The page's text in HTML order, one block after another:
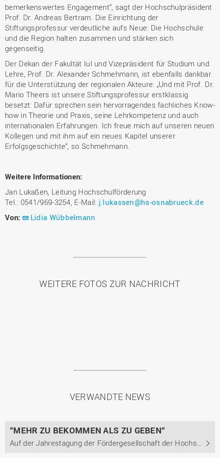
bemerkenswertes Engagement“, sagt der Hochschulpräsident
Prof. Dr. Andreas Bertram. Die Einrichtung der
Stiftungsprofessur verdeutliche aufs Neue: Die Hochschule
und die Region halten zusammen und stärken sich
gegenseitig.
Der Dekan der Fakultät IuI und Vizepräsident für Studium und
Lehre, Prof. Dr. Alexander Schmehmann, ist ebenfalls dankbar
für die Unterstützung der regionalen Akteure: „Und mit Prof. Dr.
Mario Theers ist unsere Stiftungsprofessur erstklassig
besetzt: Dafür sprechen sein hervorragendes fachliches Know-
how in Theorie und Praxis, seine Lehrkompetenz und auch
internationalen Erfahrungen. Ich freue mich auf unseren neuen
Kollegen und mit ihm auf ein neues Kapitel unserer
Erfolgsgeschichte“, so Schmehmann.
Weitere Informationen:
Jan Lukaßen, Leitung Hochschulförderung
Tel.: 0541/969-3254, E-Mail: j.lukassen@hs-osnabrueck.de
Von:
Lidia Wübbelmann
WEITERE FOTOS ZUR NACHRICHT
VERWANDTE NEWS
“MEHR ZU BEKOMMEN ALS ZU GEBEN“
Auf der Jahrestagung der Fördergesellschaft der Hochschule Osnabrück e.V. wurden Deutschlandstipendien in Höhe von 720.000 Euro verliehen.